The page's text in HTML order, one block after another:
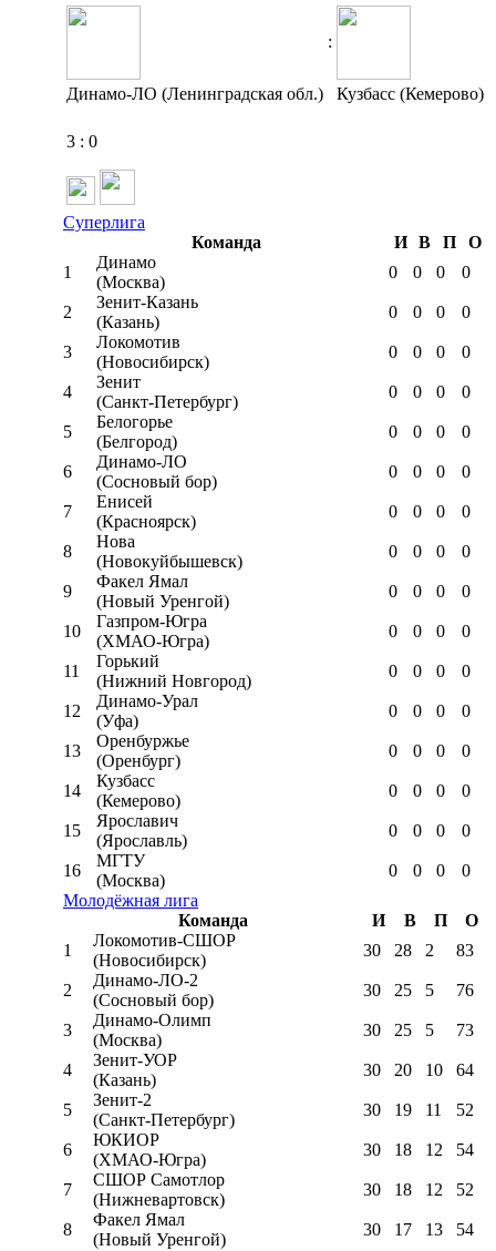
:
Динамо-ЛО (Ленинградская обл.) Кузбасс (Кемерово)
3 : 0
Суперлига
Команда
И В П
О
1
Динамо
(Москва)
0 0 0 0
2
Зенит-Казань
(Казань)
0 0 0 0
3
Локомотив
(Новосибирск)
0 0 0 0
4
Зенит
(Санкт-Петербург)
0 0 0 0
5
Белогорье
(Белгород)
0 0 0 0
6
Динамо-ЛО
(Сосновый бор)
0 0 0 0
7
Енисей
(Красноярск)
0 0 0 0
8
Нова
(Новокуйбышевск)
0 0 0 0
9
Факел Ямал
(Новый Уренгой)
0 0 0 0
10
Газпром-Югра
(ХМАО-Югра)
0 0 0 0
11
Горький
(Нижний Новгород)
0 0 0 0
12
Динамо-Урал
(Уфа)
0 0 0 0
13
Оренбуржье
(Оренбург)
0 0 0 0
14
Кузбасс
(Кемерово)
0 0 0 0
15
Ярославич
(Ярославль)
0 0 0 0
16
МГТУ
(Москва)
0 0 0
0
Молодёжная лига
Команда
И В П
О
1
Локомотив-CШОР
(Новосибирск)
30 28 2 83
2
Динамо-ЛО-2
(Сосновый бор)
30 25 5 76
3
Динамо-Олимп
(Москва)
30 25 5 73
4
Зенит-УОР
(Казань)
30 20 10 64
5
Зенит-2
(Санкт-Петербург)
30 19 11 52
6
ЮКИОР
(ХМАО-Югра)
30 18 12 54
7
СШОР Самотлор
(Нижневартовск)
30 18 12 52
8
Факел Ямал
(Новый Уренгой)
30 17 13 54